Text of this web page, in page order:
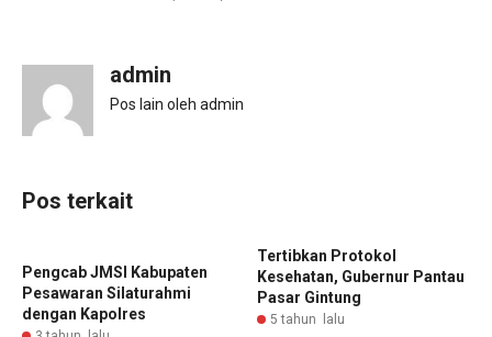
admin
Pos lain oleh admin
Pos terkait
Pengcab JMSI Kabupaten
Pesawaran Silaturahmi
dengan Kapolres
Tertibkan Protokol
Kesehatan, Gubernur Pantau
Pasar Gintung
5 tahun lalu